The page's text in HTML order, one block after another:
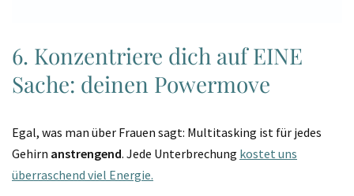
6. Konzentriere dich auf EINE
Sache: deinen Powermove
Egal, was man über Frauen sagt: Multitasking ist für jedes
Gehirn anstrengend. Jede Unterbrechung kostet uns
überraschend viel Energie.